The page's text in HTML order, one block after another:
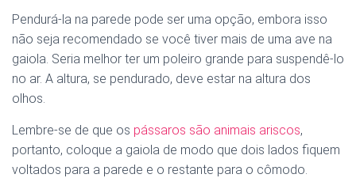
Pendurá-la na parede pode ser uma opção, embora isso
não seja recomendado se você tiver mais de uma ave na
gaiola. Seria melhor ter um poleiro grande para suspendê-lo
no ar. A altura, se pendurado, deve estar na altura dos
olhos.
Lembre-se de que os pássaros são animais ariscos,
portanto, coloque a gaiola de modo que dois lados fiquem
voltados para a parede e o restante para o cômodo.